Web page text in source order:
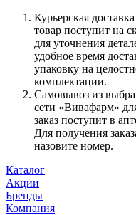
Курьерская
товар поступит на
для уточнения
удобное время
упаковку на
комплектации.
Самовывоз из
сети «Вивафарм»
заказ поступит в
Для получения
назовите номер.
Каталог
Акции
Бренды
Компания